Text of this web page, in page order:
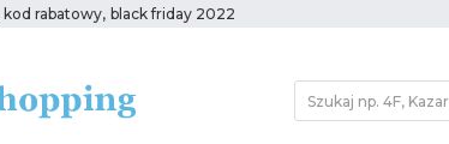
kod rabatowy, black friday 2022